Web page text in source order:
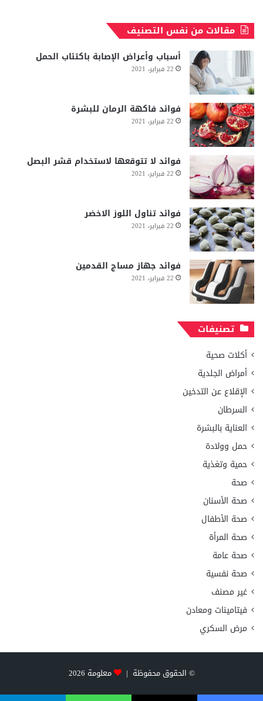
مقالات من نفس التصنيف
أسباب وأعراض الإصابة باكتئاب الحمل
22 فبراير، 2021
فوائد فاكهة الرمان للبشرة
22 فبراير، 2021
فوائد لا تتوقعها لاستخدام قشر البصل
22 فبراير، 2021
فوائد تناول اللوز الاخضر
22 فبراير، 2021
فوائد جهاز مساج القدمين
22 فبراير، 2021
تصنيفات
أكلات صحية
أمراض الجلدية
الإقلاع عن التدخين
السرطان
العناية بالبشرة
حمل وولادة
حمية وتغذية
صحة
صحة الأسنان
صحة الأطفال
صحة المرأة
صحة عامة
صحة نفسية
غير مصنف
فيتامينات ومعادن
مرض السكري
© الحقوق محفوظة | معلومة